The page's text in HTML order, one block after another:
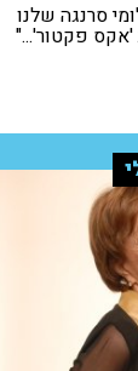
סרנגה שלנו
'אקס פקטור'..."